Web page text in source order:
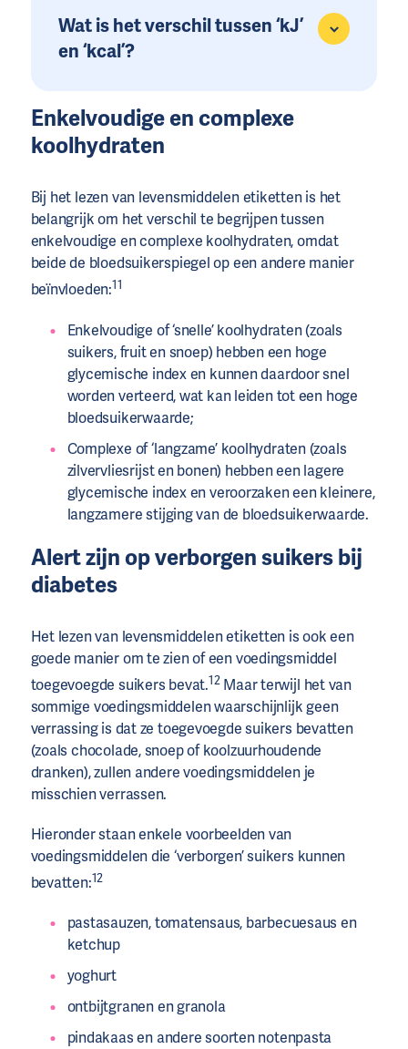
Wat is het verschil tussen ‘kJ’
en ‘kcal’?
Enkelvoudige en complexe
koolhydraten
Bij het lezen van levensmiddelen etiketten is het
belangrijk om het verschil te begrijpen tussen
enkelvoudige en complexe koolhydraten, omdat
beide de bloedsuikerspiegel op een andere manier
beïnvloeden:11
Enkelvoudige of ‘snelle’ koolhydraten (zoals
suikers, fruit en snoep) hebben een hoge
glycemische index en kunnen daardoor snel
worden verteerd, wat kan leiden tot een hoge
bloedsuikerwaarde;
Complexe of ‘langzame’ koolhydraten (zoals
zilvervliesrijst en bonen) hebben een lagere
glycemische index en veroorzaken een kleinere,
langzamere stijging van de bloedsuikerwaarde.
Alert zijn op verborgen suikers bij
diabetes
Het lezen van levensmiddelen etiketten is ook een
goede manier om te zien of een voedingsmiddel
toegevoegde suikers bevat.12Maar terwijl het van
sommige voedingsmiddelen waarschijnlijk geen
verrassing is dat ze toegevoegde suikers bevatten
(zoals chocolade, snoep of koolzuurhoudende
dranken), zullen andere voedingsmiddelen je
misschien verrassen.
Hieronder staan enkele voorbeelden van
voedingsmiddelen die ‘verborgen’ suikers kunnen
bevatten:12
pastasauzen, tomatensaus, barbecuesaus en
ketchup
yoghurt
ontbijtgranen en granola
pindakaas en andere soorten notenpasta